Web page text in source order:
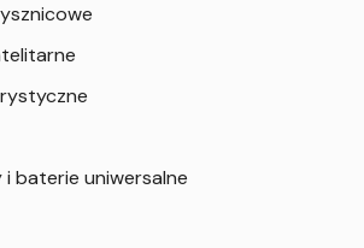
baterie uniwersalne